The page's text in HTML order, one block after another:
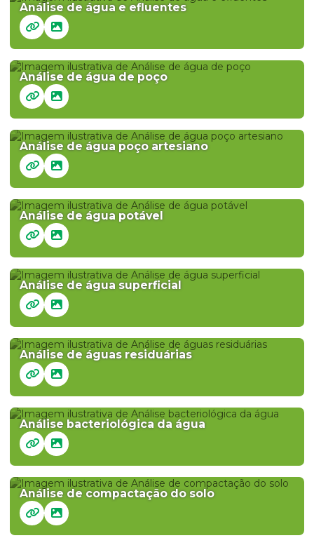
Análise de água e efluentes
Análise de água de poço
Análise de água poço artesiano
Análise de água potável
Análise de água superficial
Análise de águas residuárias
Análise bacteriológica da água
Análise de compactação do solo